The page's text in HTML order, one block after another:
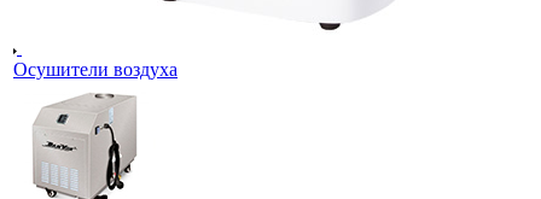
Осушители воздуха